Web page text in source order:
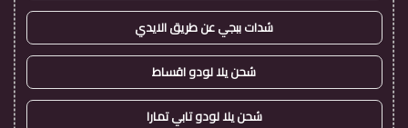
شدات ببجي عن طريق الايدي
شحن يلا لودو اقساط
شحن يلا لودو تابي تمارا